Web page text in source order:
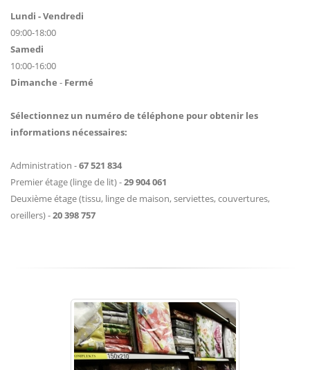
Lundi - Vendredi
09:00-18:00
Samedi
10:00-16:00
Dimanche - Fermé
Sélectionnez un numéro de téléphone pour obtenir les
informations nécessaires:
Administration -67 521 834
Premier étage (linge de lit) -29 904 061
Deuxième étage (tissu, linge de maison, serviettes, couvertures,
oreillers) -20 398 757